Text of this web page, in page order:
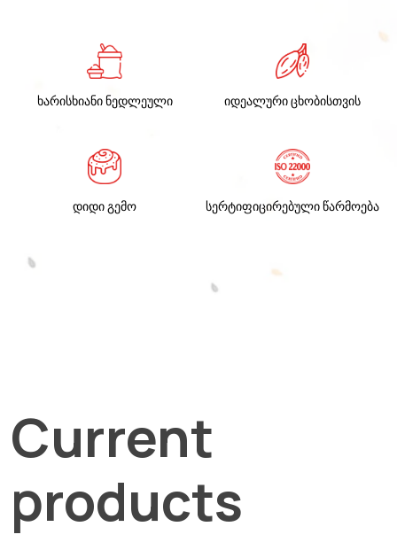
ხარისხიანი ნედლეული იდეალური ცხობისთვის
დიდი გემო სერტიფიცირებული წარმოება
Current
products